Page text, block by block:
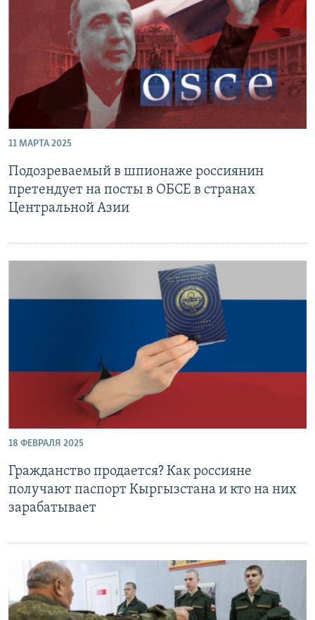
11 МАРТА 2025
Подозреваемый в шпионаже россиянин
претендует на посты в ОБСЕ в странах
Центральной Азии
18 ФЕВРАЛЯ 2025
Гражданство продается? Как россияне
получают паспорт Кыргызстана и кто на них
зарабатывает